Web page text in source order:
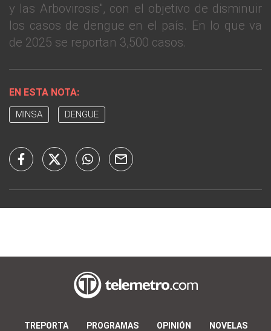
y las Arbovirosis", con el objetivo de disminuir
los casos de dengue en el país. En lo que va
de 2025 se reportan 3,500 casos.
EN ESTA NOTA:
MINSA DENGUE
TREPORTA PROGRAMAS OPINIÓN NOVELAS